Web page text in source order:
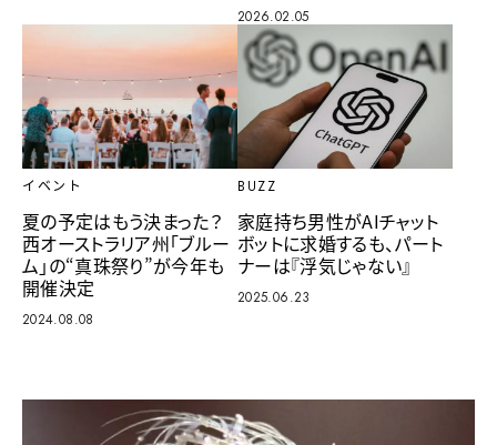
2026.02.05
イベント
夏の予定はもう決まった？
西オーストラリア州「ブルー
ム」の“真珠祭り”が今年も
開催決定
2024.08.08
BUZZ
家庭持ち男性がAIチャット
ボットに求婚するも、パート
ナーは『浮気じゃない』
2025.06.23